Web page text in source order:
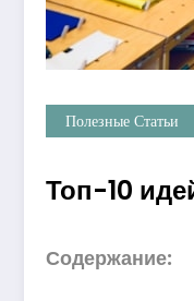
Полезные Статьи
Топ-10
Содержание: